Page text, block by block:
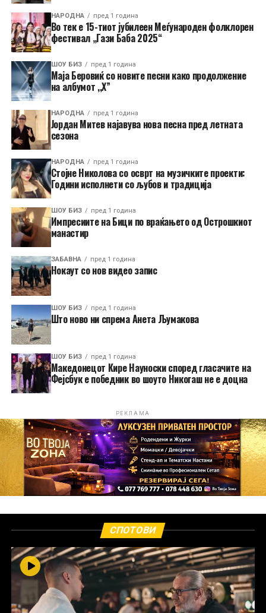
НАРОДНА пред 1 година
Во тек е 15-тиот јубилеен Меѓународен фолклорен
фестивал „Гази Баба 2025“
ШОУ БИЗ пред 1 година
Маја Беровиќ со новите песни како продолжение
на албумот ,,X”
НАРОДНА пред 1 година
Јордан Митев најавува нова песна пред летната
сезона
НАРОДНА пред 1 година
Стојне Николова со осврт на музичките проекти:
Години исполнети со љубов и традиција
ШОУ БИЗ пред 1 година
Импресиите на Бици по враќањето од Острошкиот
манастир
ЗАБАВНА пред 1 година
Нокаут со нов видео запис
ШОУ БИЗ пред 1 година
Што ново ни спрема Анета Љумакова
ШОУ БИЗ пред 1 година
Македонецот Кире Науноски според гласачите на
Фејсбук е победник во шоуто Никогаш не е доцна
РЕКЛАМА
СПОТОВИ